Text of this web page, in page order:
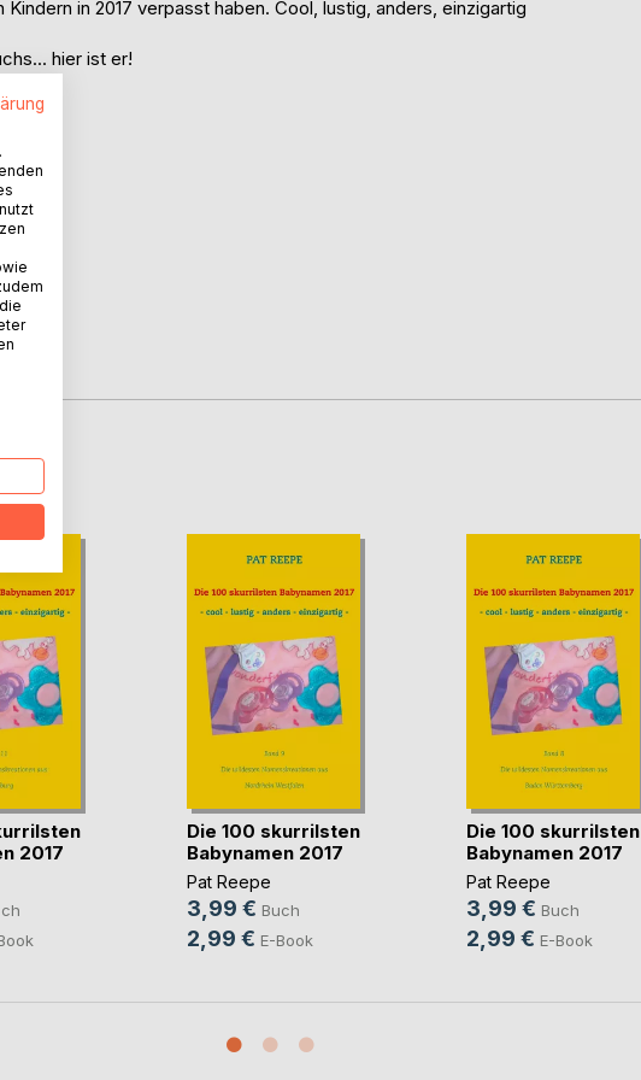
in 2017 verpasst haben. Cool, lustig, anders, einzigartig
hier ist er!
2017
Die 100 skurrilsten
Babynamen 2017
Pat Reepe
3,99 € Buch
2,99 € E-Book
Die 100 skurrilsten
Babynamen 2017
Pat Reepe
3,99 € Buch
2,99 € E-Book